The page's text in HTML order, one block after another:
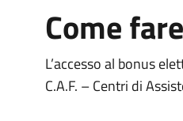
Come fare
L’accesso al bonus
C.A.F. – Centri di